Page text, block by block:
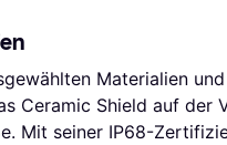
Materialien
Ceramic Shield auf der
Mit seiner IP68-